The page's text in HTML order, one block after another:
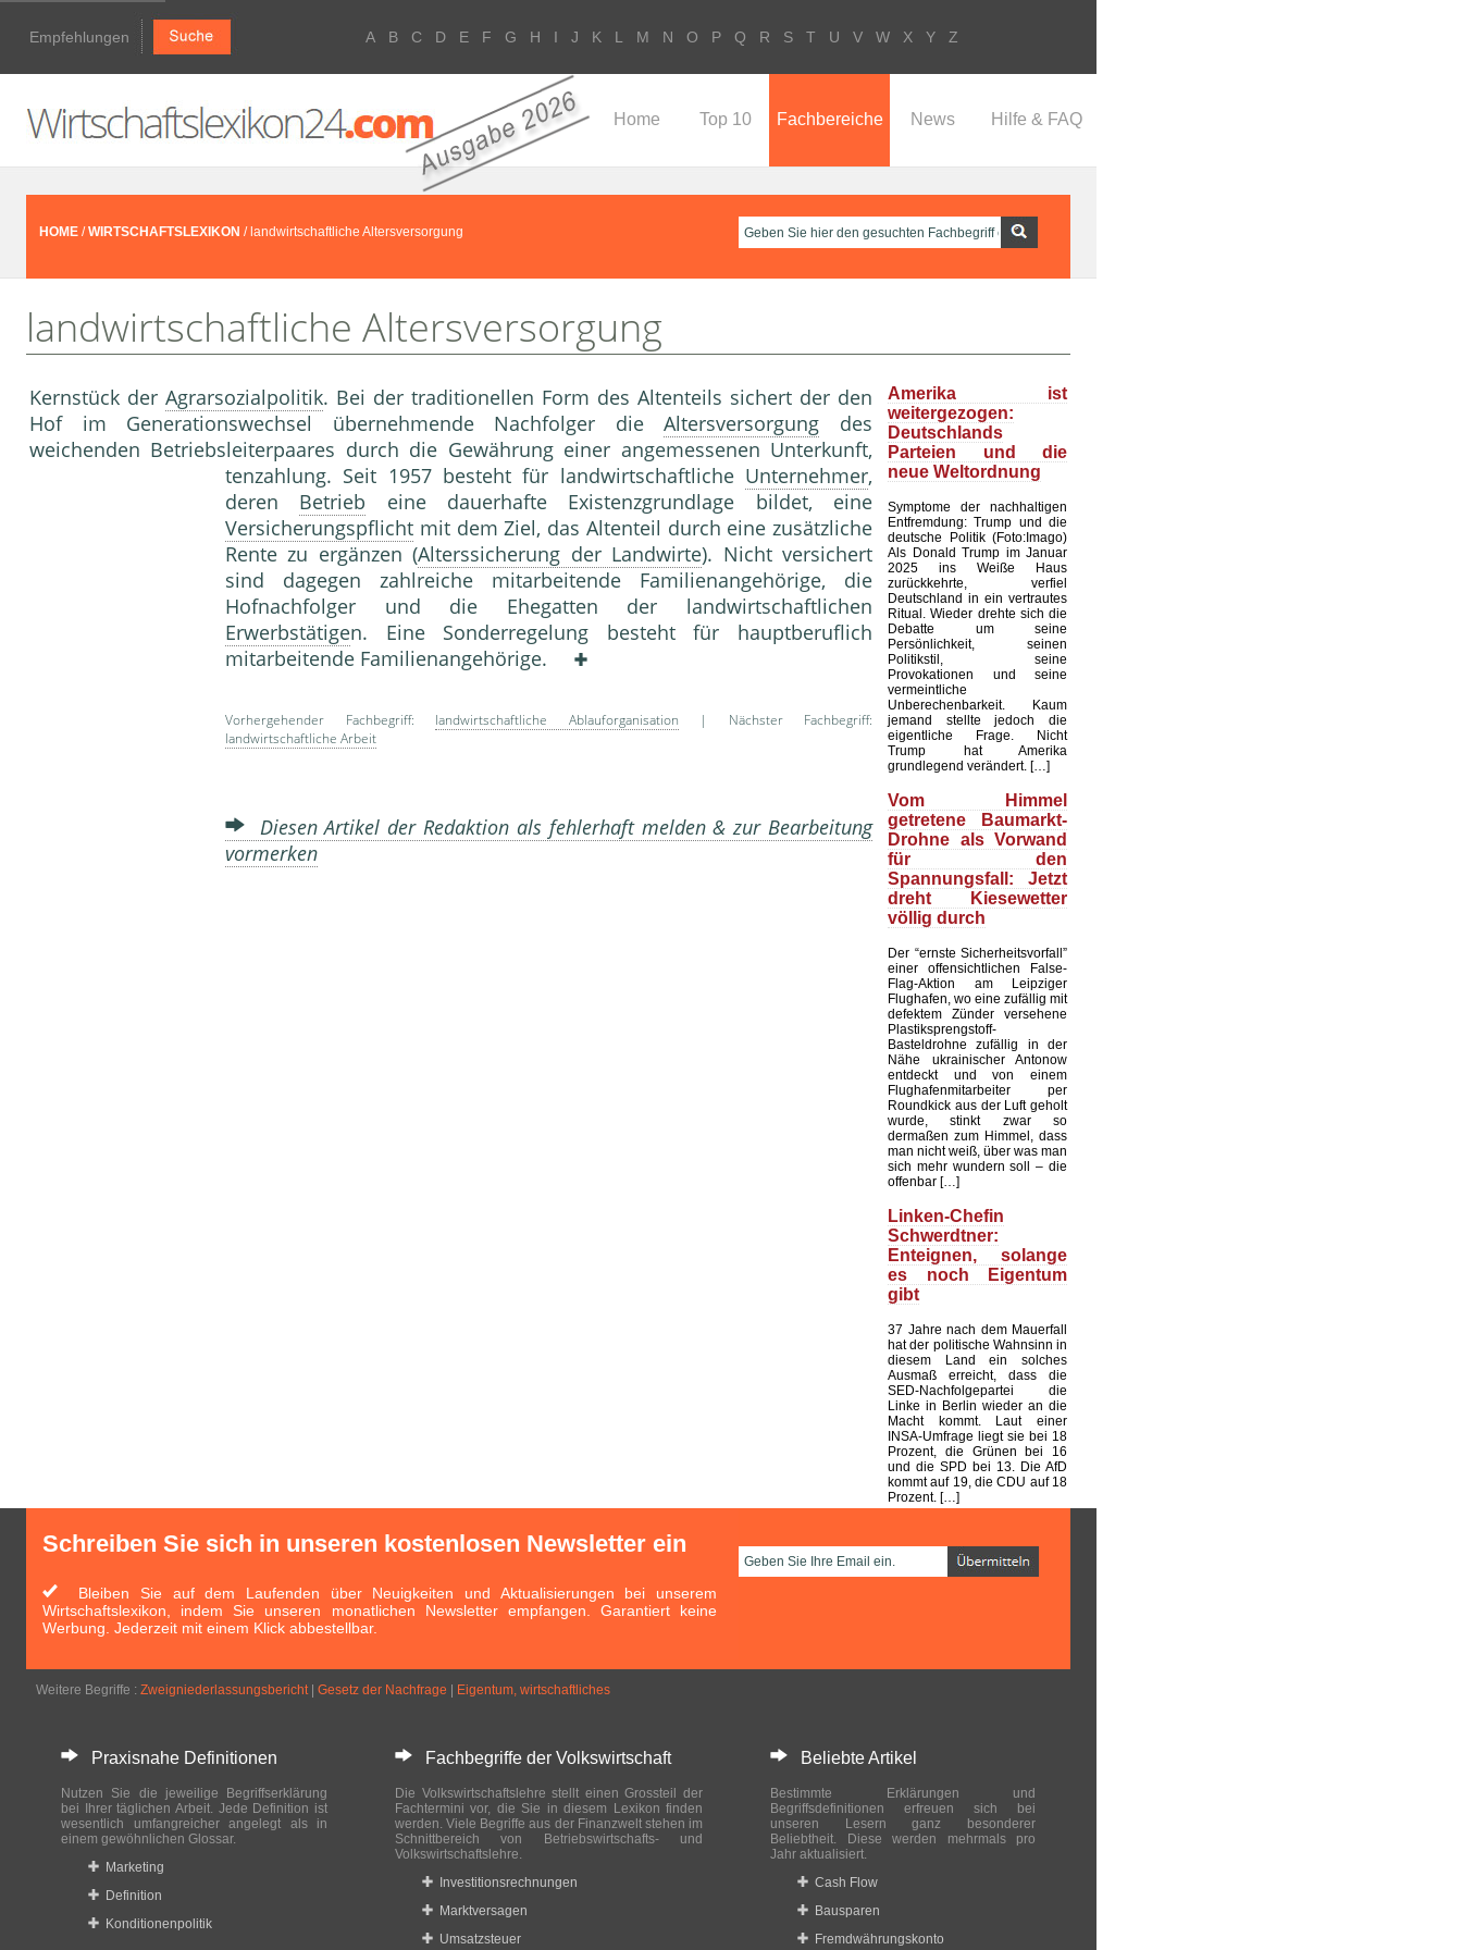
Empfehlungen A B C D E F G H I J K L M N O P Q R S T U V W X Y Z
Home Top 10 Fachbereiche News Hilfe & FAQ
HOME /WIRTSCHAFTSLEXIKON / landwirtschaftliche Altersversorgung
landwirtschaftliche Altersversorgung
Kernstück der Agrarsozialpolitik. Bei der traditionellen Form des Altenteils sichert der den
Hof im Generationswechsel übernehmende Nachfolger dieAltersversorgung des
weichenden Betriebsleiterpaares durch die Gewährung einer angemessenen Unterkunft,
tenzahlung. Seit 1957 besteht für landwirtschaftliche Unternehmer,
deren Betrieb eine dauerhafte Existenzgrundlage bildet, eine
Versicherungspflicht mit dem Ziel, das Altenteil durch eine zusätzliche
Rente zu ergänzen (Alterssicherung der Landwirte). Nicht versichert
sind dagegen zahlreiche mitarbeitende Familienangehörige, die
Hofnachfolger und die Ehegatten der landwirtschaftlichen
Erwerbstätigen. Eine Sonderregelung besteht für hauptberuflich
mitarbeitende Familienangehörige.
Vorhergehender Fachbegriff: landwirtschaftliche Ablauforganisation | Nächster Fachbegriff:
landwirtschaftliche Arbeit
Diesen Artikel der Redaktion als fehlerhaft melden & zur Bearbeitung
vormerken
Amerika ist
weitergezogen:
Deutschlands
Parteien und die
neue Weltordnung
Symptome der nachhaltigen
Entfremdung: Trump und die
deutsche Politik (Foto:Imago)
Als Donald Trump im Januar
2025 ins Weiße Haus
zurückkehrte, verfiel
Deutschland in ein vertrautes
Ritual. Wieder drehte sich die
Debatte um seine
Persönlichkeit, seinen
Politikstil, seine
Provokationen und seine
vermeintliche
Unberechenbarkeit. Kaum
jemand stellte jedoch die
eigentliche Frage. Nicht
Trump hat Amerika
grundlegend verändert. […]
Vom Himmel
getretene Baumarkt-
Drohne als Vorwand
für den
Spannungsfall: Jetzt
dreht Kiesewetter
völlig durch
Der “ernste Sicherheitsvorfall”
einer offensichtlichen False-
Flag-Aktion am Leipziger
Flughafen, wo eine zufällig mit
defektem Zünder versehene
Plastiksprengstoff-
Basteldrohne zufällig in der
Nähe ukrainischer Antonow
entdeckt und von einem
Flughafenmitarbeiter per
Roundkick aus der Luft geholt
wurde, stinkt zwar so
dermaßen zum Himmel, dass
man nicht weiß, über was man
sich mehr wundern soll – die
offenbar […]
Linken-Chefin
Schwerdtner:
Enteignen, solange
es noch Eigentum
gibt
37 Jahre nach dem Mauerfall
hat der politische Wahnsinn in
diesem Land ein solches
Ausmaß erreicht, dass die
SED-Nachfolgepartei die
Linke in Berlin wieder an die
Macht kommt. Laut einer
INSA-Umfrage liegt sie bei 18
Prozent, die Grünen bei 16
und die SPD bei 13. Die AfD
kommt auf 19, die CDU auf 18
Prozent. […]
Schreiben Sie sich in unseren kostenlosen Newsletter ein
Bleiben Sie auf dem Laufenden über Neuigkeiten und Aktualisierungen bei unserem
Wirtschaftslexikon, indem Sie unseren monatlichen Newsletter empfangen. Garantiert keine
Werbung. Jederzeit mit einem Klick abbestellbar.
Weitere Begriffe : Zweigniederlassungsbericht| Gesetz der Nachfrage Eigentum, wirtschaftliches
Praxisnahe Definitionen
Nutzen Sie die jeweilige Begriffserklärung
bei Ihrer täglichen Arbeit. Jede Definition ist
wesentlich umfangreicher angelegt als in
einem gewöhnlichen Glossar.
Marketing
Definition
Konditionenpolitik
Fachbegriffe der Volkswirtschaft
Die Volkswirtschaftslehre stellt einen Grossteil der
Fachtermini vor, die Sie in diesem Lexikon finden
werden. Viele Begriffe aus der Finanzwelt stehen im
Schnittbereich von Betriebswirtschafts- und
Volkswirtschaftslehre.
Investitionsrechnungen
Marktversagen
Umsatzsteuer
Beliebte Artikel
Bestimmte Erklärungen und
Begriffsdefinitionen erfreuen sich bei
unseren Lesern ganz besonderer
Beliebtheit. Diese werden mehrmals pro
Jahr aktualisiert.
Cash Flow
Bausparen
Fremdwährungskonto